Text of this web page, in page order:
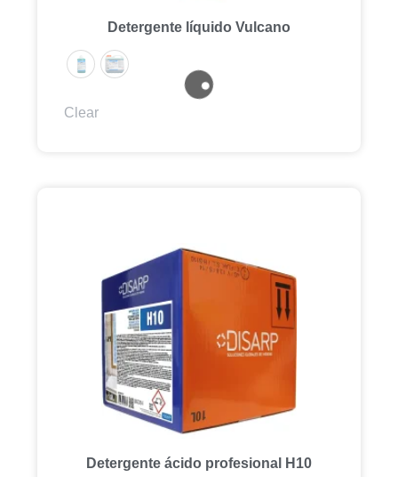
Detergente líquido Vulcano
Clear
Detergente ácido profesional H10